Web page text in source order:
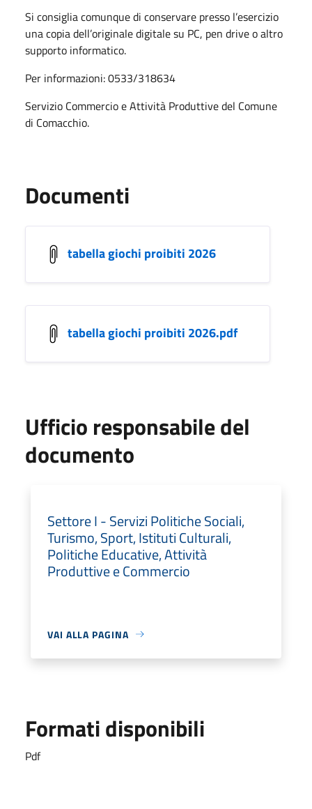
Si consiglia comunque di conservare presso l’esercizio
una copia dell’originale digitale su PC, pen drive o altro
supporto informatico.
Per informazioni: 0533/318634
Servizio Commercio e Attività Produttive del Comune
di Comacchio.
Documenti
tabella giochi proibiti 2026
tabella giochi proibiti 2026.pdf
Ufficio responsabile del
documento
Settore I - Servizi Politiche Sociali,
Turismo, Sport, Istituti Culturali,
Politiche Educative, Attività
Produttive e Commercio
VAI ALLA PAGINA
Formati disponibili
Pdf